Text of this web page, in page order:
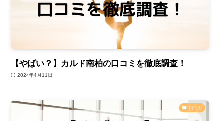
【やばい？】カルド南柏の口コミを徹底調査！
2024年4月11日
口コミ